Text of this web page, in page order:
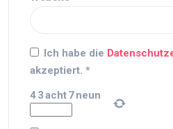
Ich habe die
akzeptiert. *
43acht7neun